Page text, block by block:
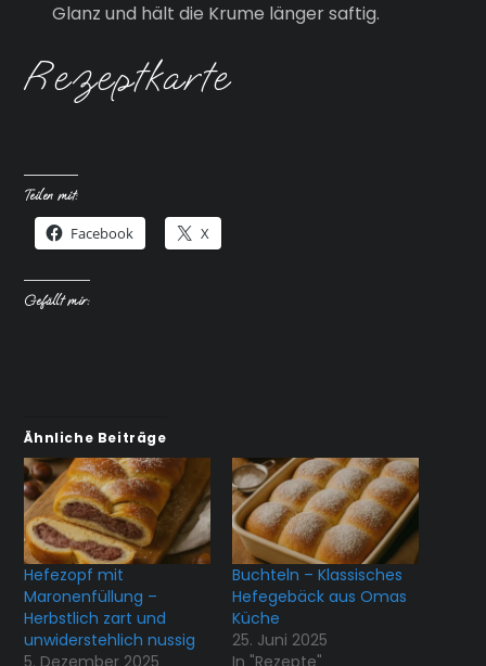
Glanz und hält die Krume länger saftig.
Rezeptkarte
Teilen mit:
Facebook X
Gefällt mir:
Ähnliche Beiträge
Hefezopf mit
Maronenfüllung –
Herbstlich zart und
unwiderstehlich nussig
Buchteln – Klassisches
Hefegebäck aus Omas
Küche
25. Juni 2025